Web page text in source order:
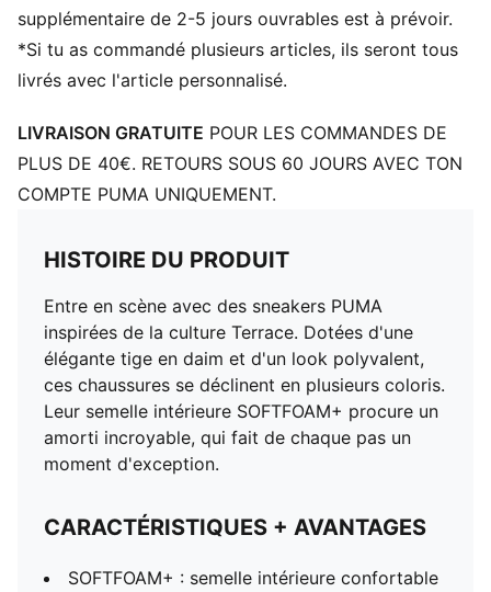
supplémentaire de 2-5 jours ouvrables est à prévoir.
*Si tu as commandé plusieurs articles, ils seront tous
livrés avec l'article personnalisé.
LIVRAISON GRATUITE POUR LES COMMANDES DE
PLUS DE 40€. RETOURS SOUS 60 JOURS AVEC TON
COMPTE PUMA UNIQUEMENT.
HISTOIRE DU PRODUIT
Entre en scène avec des sneakers PUMA
inspirées de la culture Terrace. Dotées d'une
élégante tige en daim et d'un look polyvalent,
ces chaussures se déclinent en plusieurs coloris.
Leur semelle intérieure SOFTFOAM+ procure un
amorti incroyable, qui fait de chaque pas un
moment d'exception.
CARACTÉRISTIQUES + AVANTAGES
SOFTFOAM+ : semelle intérieure confortable